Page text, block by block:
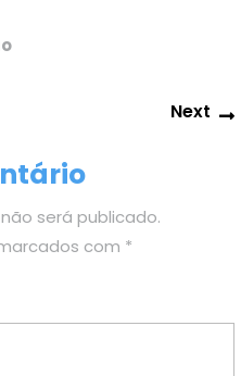
Next
será publicado.
com *